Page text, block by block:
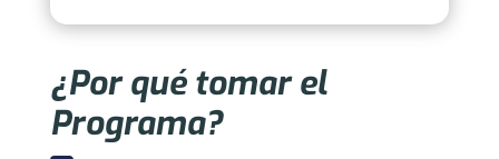
¿Por qué tomar el
Programa?